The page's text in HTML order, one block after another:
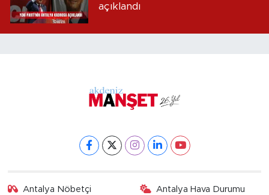
açıklandı
Antalya Nöbetçi
Antalya Hava Durumu